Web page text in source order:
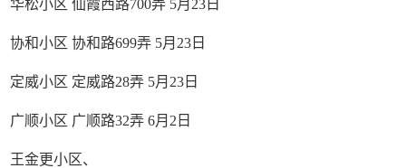
华松小区 仙霞西路700弄 5月23日
协和小区 协和路699弄 5月23日
定威小区 定威路28弄 5月23日
广顺小区 广顺路32弄 6月2日
王金更小区、